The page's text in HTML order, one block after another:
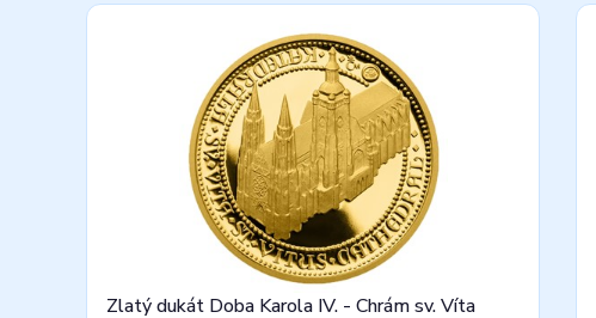
Zlatý dukát Doba Karola IV. - Chrám sv. Víta